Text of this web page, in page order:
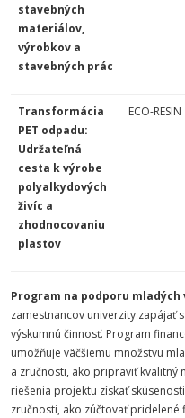
stavebných
materiálov,
výrobkov a
stavebných prác
Transformácia
PET odpadu:
Udržateľná
cesta k výrobe
polyalkydových
živíc a
zhodnocovaniu
plastov
ECO-RESIN
Program na podporu
zamestnancov univerzity zapájať
výskumnú činnosť. Program
umožňuje väčšiemu množstvu
a zručnosti, ako pripraviť kvalitný
riešenia projektu získať
zručnosti, ako zúčtovať